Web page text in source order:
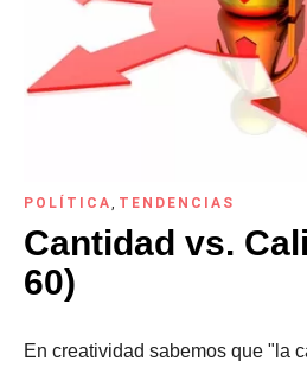
POLÍTICA TENDENCIAS
Cantidad vs.
60)
En creatividad sabemos que "la